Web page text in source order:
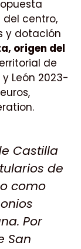
centro,
y dotación
origen del
de
León 2023-
Castilla
de
como
Por
San